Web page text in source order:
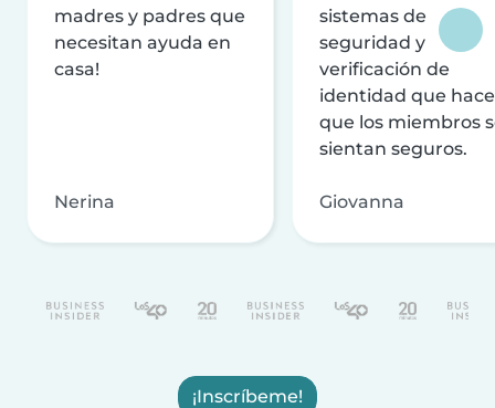
madres y padres que
necesitan ayuda en
casa!
Nerina
sistemas de
seguridad y
verificación de
identidad que
que los miembros
sientan seguros.
Giovanna
¡Inscríbeme!